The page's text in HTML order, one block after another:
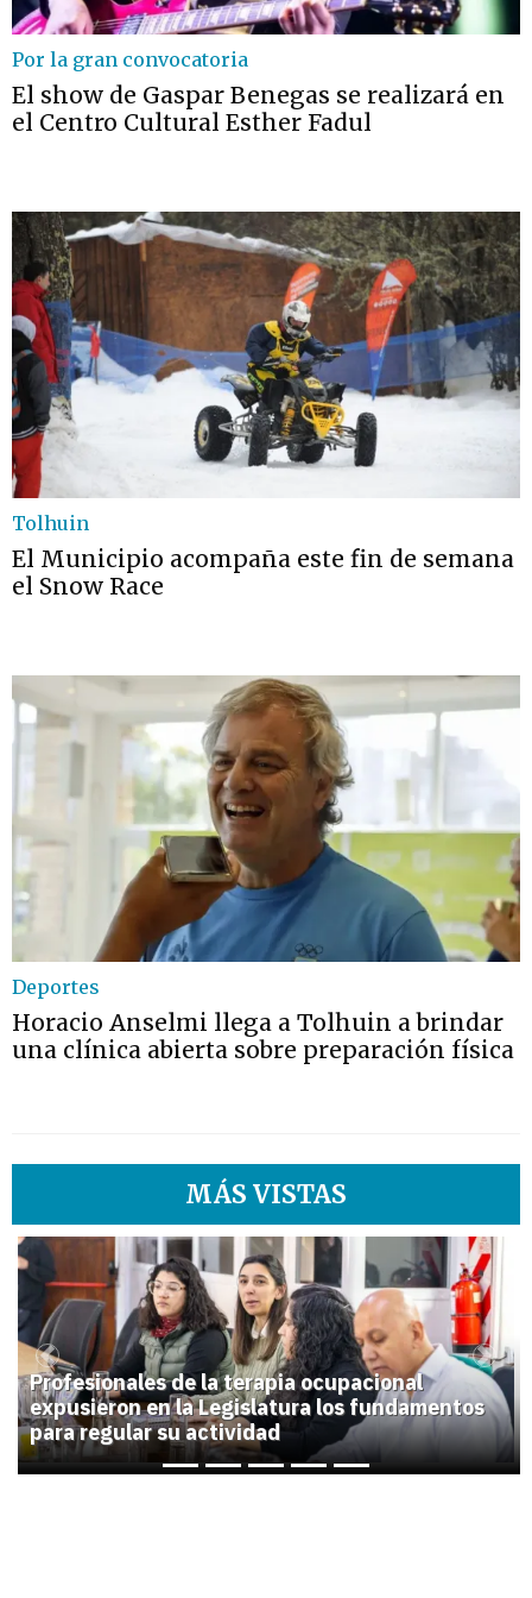
Por la gran convocatoria
El show de Gaspar Benegas se realizará en
el Centro Cultural Esther Fadul
Tolhuin
El Municipio acompaña este fin de semana
el Snow Race
Deportes
Horacio Anselmi llega a Tolhuin a brindar
una clínica abierta sobre preparación física
MÁS VISTAS
1
Profesionales de la terapia ocupacional
expusieron en la Legislatura los fundamentos
para regular su actividad
Previous Next